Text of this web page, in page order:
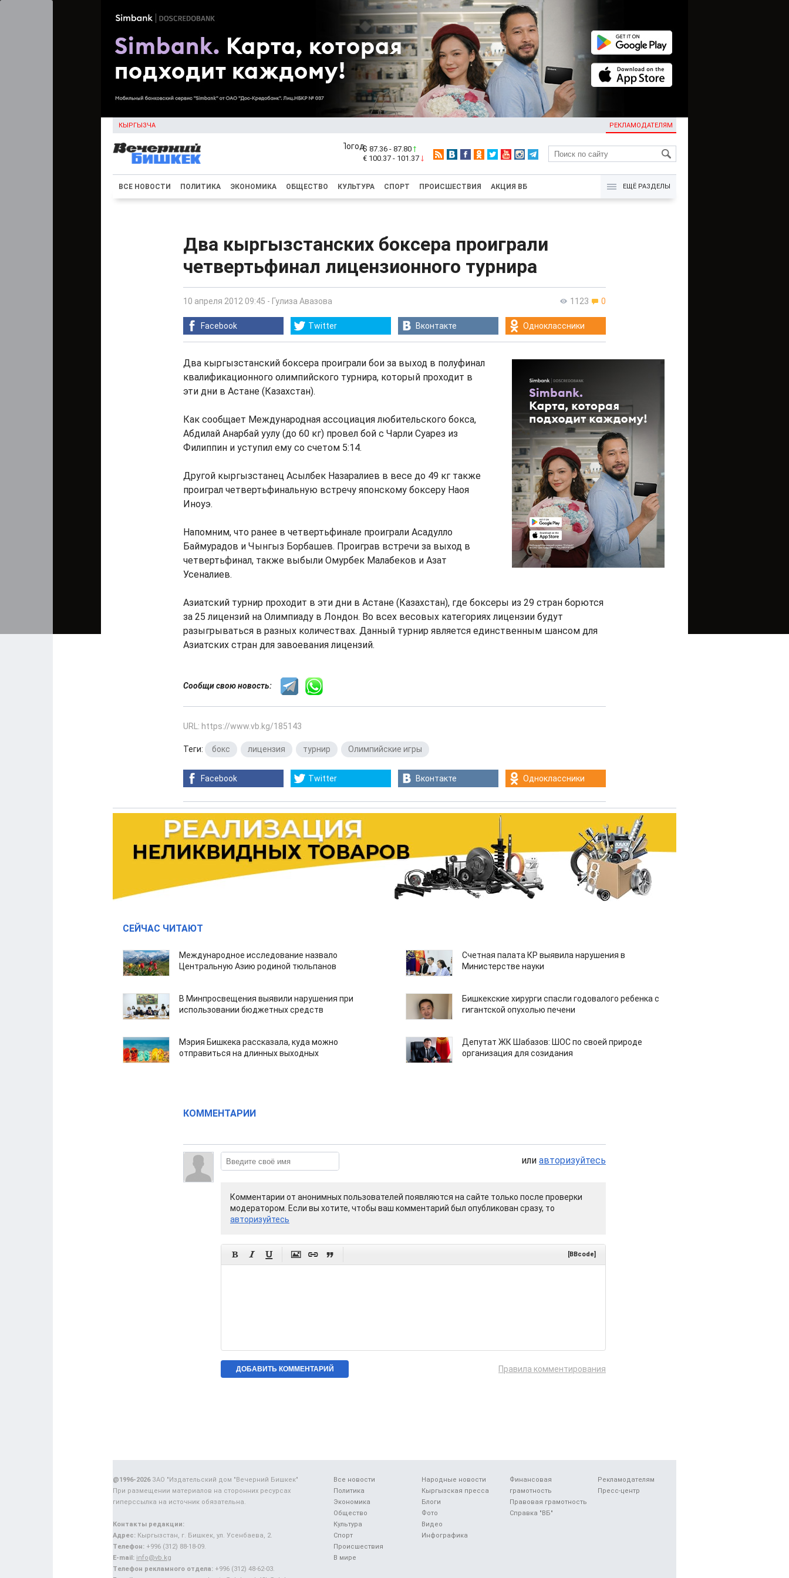
КЫРГЫЗЧА РЕКЛАМОДАТЕЛЯМ
KG
$ 87.36 - 87.80
€ 100.37 - 101.37
ВСЕ НОВОСТИ ПОЛИТИКА ЭКОНОМИКА ОБЩЕСТВО КУЛЬТУРА СПОРТ ПРОИСШЕСТВИЯ АКЦИЯ ВБ ЕЩЁ РАЗДЕЛЫ
Два кыргызстанских боксера проиграли
четвертьфинал лицензионного турнира
1123 0
10 апреля 2012 09:45 - Гулиза Авазова
Facebook Twitter Вконтакте Одноклассники
Два кыргызстанский боксера проиграли бои за выход в полуфинал
квалификационного олимпийского турнира, который проходит в
эти дни в Астане (Казахстан).
Как сообщает Международная ассоциация любительского бокса,
Абдилай Анарбай уулу (до 60 кг) провел бой с Чарли Суарез из
Филиппин и уступил ему со счетом 5:14.
Другой кыргызстанец Асылбек Назаралиев в весе до 49 кг также
проиграл четвертьфинальную встречу японскому боксеру Наоя
Иноуэ.
Напомним, что ранее в четвертьфинале проиграли Асадулло
Баймурадов и Чынгыз Борбашев. Проиграв встречи за выход в
четвертьфинал, также выбыли Омурбек Малабеков и Азат
Усеналиев.
Азиатский турнир проходит в эти дни в Астане (Казахстан), где боксеры из 29 стран борются
за 25 лицензий на Олимпиаду в Лондон. Во всех весовых категориях лицензии будут
разыгрываться в разных количествах. Данный турнир является единственным шансом для
Азиатских стран для завоевания лицензий.
Сообщи свою новость:
URL: https://www.vb.kg/185143
Теги: бокс лицензия турнир Олимпийские игры
Facebook Twitter Вконтакте Одноклассники
СЕЙЧАС ЧИТАЮТ
Международное исследование назвало
Центральную Азию родиной тюльпанов
Счетная палата КР выявила нарушения в
Министерстве науки
В Минпросвещения выявили нарушения при
использовании бюджетных средств
Бишкекские хирурги спасли годовалого ребенка с
гигантской опухолью печени
Мэрия Бишкека рассказала, куда можно
отправиться на длинных выходных
Депутат ЖК Шабазов: ШОС по своей природе
организация для созидания
КОММЕНТАРИИ
или авторизуйтесь
Комментарии от анонимных пользователей появляются на сайте только после проверки
модератором. Если вы хотите, чтобы ваш комментарий был опубликован сразу, то
авторизуйтесь
      [BBcode]
Правила комментирования
Все новости
Политика
Экономика
Общество
Культура
Спорт
Происшествия
В мире
Народные новости
Кыргызская пресса
Блоги
Фото
Видео
Инфографика
Финансовая
грамотность
Правовая грамотность
Справка "ВБ"
Рекламодателям
Пресс-центр
@1996-2026ЗАО "Издательский дом "Вечерний Бишкек"
При размещении материалов на сторонних ресурсах
гиперссылка на источник обязательна.
Контакты редакции:
Адрес: Кыргызстан, г. Бишкек, ул. Усенбаева, 2.
Телефон: +996 (312) 88-18-09.
E-mail: info@vb.kg
Телефон рекламного отдела: +996 (312) 48-62-03.